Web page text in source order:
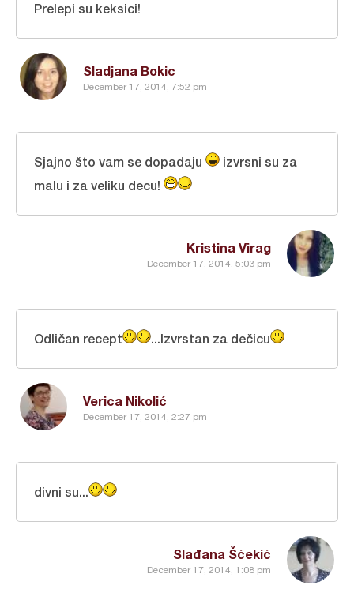
Sladjana Bokic
December 17, 2014, 7:52 pm
Prelepi su keksici!
Kristina Virag
December 17, 2014, 5:03 pm
Sjajno što vam se dopadaju
izvrsni su za
malu i za veliku decu!
Verica Nikolić
December 17, 2014, 2:27 pm
Odličan recept ...Izvrstan za dečicu
Slađana Šćekić
December 17, 2014, 1:08 pm
divni su...